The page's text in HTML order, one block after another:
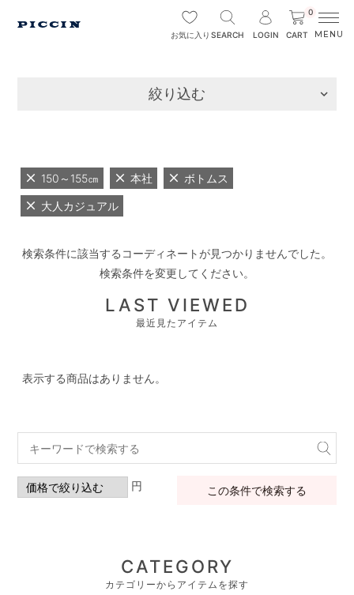
お気に入り SEARCH LOGIN
0
CART
絞り込む
150～155㎝ 本社 ボトムス
大人カジュアル
検索条件に該当するコーディネートが見つかりませんでした。
検索条件を変更してください。
LAST VIEWED
最近見たアイテム
表示する商品はありません。
円 この条件で検索する
CATEGORY
カテゴリーからアイテムを探す